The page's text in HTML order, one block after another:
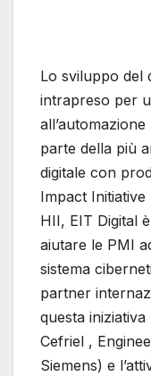
Lo sviluppo del
intrapreso per
parte della più
digitale con
Impact
HII, EIT Digital
aiutare le PMI
sistema
partner
questa
Cefriel ,
Siemens) e